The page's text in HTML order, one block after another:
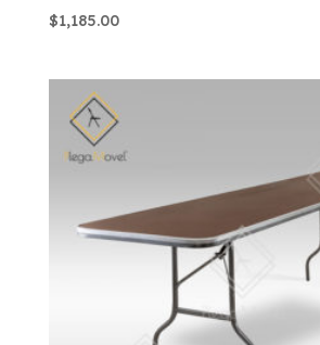
$1,185.00